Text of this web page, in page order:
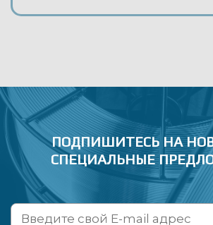
ПОДПИШИТЕСЬ НА
СПЕЦИАЛЬНЫЕ